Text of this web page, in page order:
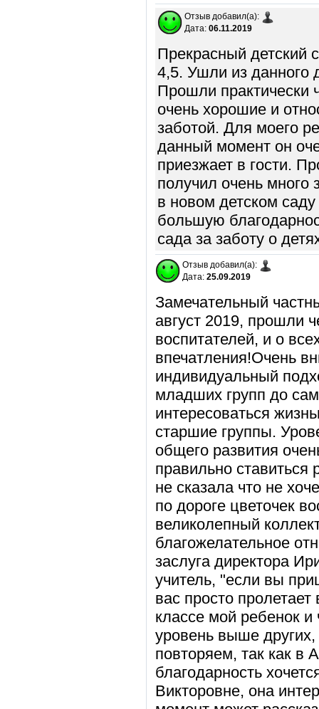
Отзыв добавил(а):
Дата: 06.11.2019
Прекрасный детский
4,5. Ушли из данного
Прошли практически
очень хорошие и
заботой. Для моего
данный момент он
приезжает в гости.
получил очень много
в новом детском
большую
сада за заботу о
Отзыв добавил(а):
Дата: 25.09.2019
Замечательный
август 2019, прошли
воспитателей, и о
впечатления!Очень
индивидуальный
младших групп до
интересоваться
старшие группы.
общего развития
правильно ставиться
не сказала что не
по дороге цветочек
великолепный
благожелательное
заслуга директора
учитель, "если вы
вас просто
классе мой ребенок и
уровень выше
повторяем, так как в
благодарность
Викторовне, она